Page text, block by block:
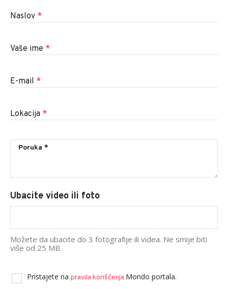
Naslov *
Vaše ime *
E-mail *
Lokacija *
Ubacite video ili foto
Možete da ubacite do 3 fotografije ili videa. Ne smije biti
više od 25 MB.
Pristajete na pravila korišćenja Mondo portala.